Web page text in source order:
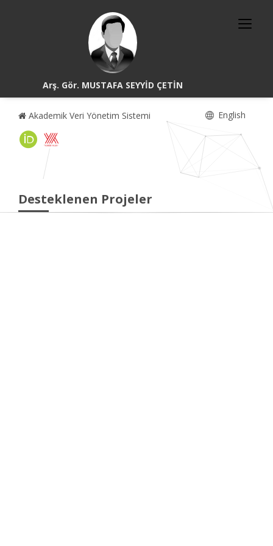
Arş. Gör. MUSTAFA SEYYİD ÇETİN
Akademik Veri Yönetim Sistemi English
Desteklenen Projeler